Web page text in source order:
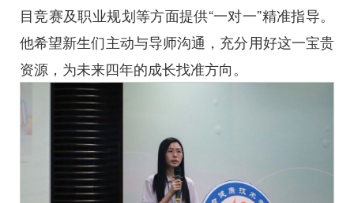
目竞赛及职业规划等方面提供“一对一”精准指导。
他希望新生们主动与导师沟通，充分用好这一宝贵
资源，为未来四年的成长找准方向。